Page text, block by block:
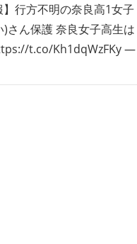
行方不明の奈良高1女子
さん保護 奈良女子高生は
t.co/Kh1dqWzFKy —